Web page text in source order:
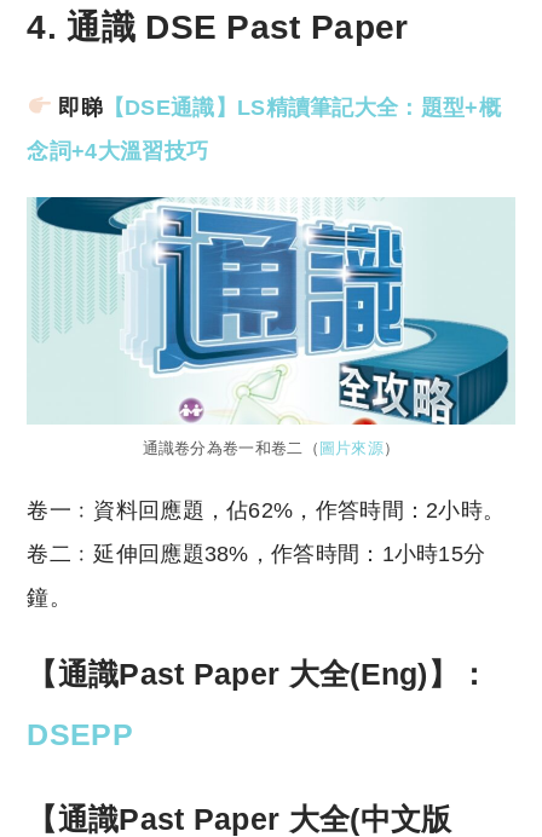
4. 通識 DSE Past Paper
即睇【DSE通識】LS精讀筆記大全：題型+概
念詞+4大溫習技巧
通識卷分為卷一和卷二（ 圖片來源）
卷一﹕資料回應題，佔62%，作答時間：2小時。
卷二﹕延伸回應題38%，作答時間：1小時15分
鐘。
【通識Past Paper 大全(Eng)】：
DSEPP
【通識Past Paper 大全(中文版